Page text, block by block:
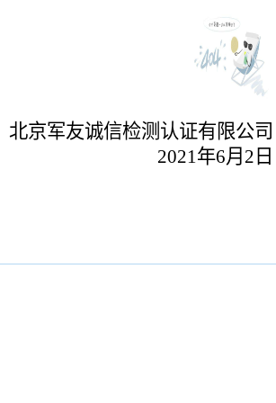
北京军友诚信检测认证有限公司
2021年6月2日